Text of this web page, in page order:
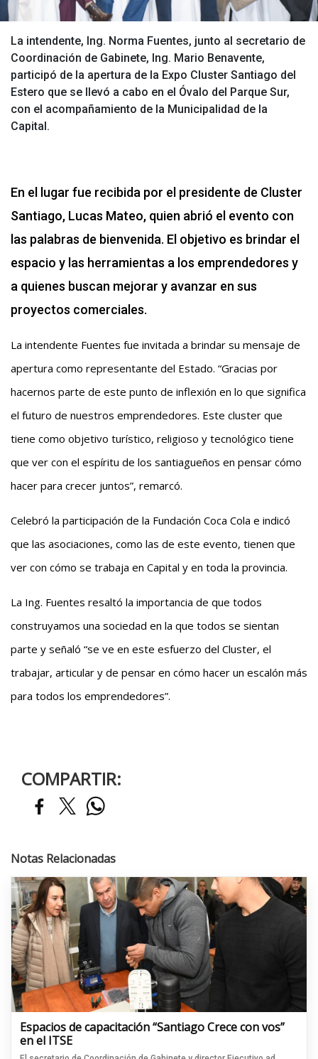
La intendente, Ing. Norma Fuentes, junto al secretario de
Coordinación de Gabinete, Ing. Mario Benavente,
participó de la apertura de la Expo Cluster Santiago del
Estero que se llevó a cabo en el Óvalo del Parque Sur,
con el acompañamiento de la Municipalidad de la
Capital.
En el lugar fue recibida por el presidente de Cluster
Santiago, Lucas Mateo, quien abrió el evento con
las palabras de bienvenida. El objetivo es brindar el
espacio y las herramientas a los emprendedores y
a quienes buscan mejorar y avanzar en sus
proyectos comerciales.
La intendente Fuentes fue invitada a brindar su mensaje de
apertura como representante del Estado. “Gracias por
hacernos parte de este punto de inflexión en lo que significa
el futuro de nuestros emprendedores. Este cluster que
tiene como objetivo turístico, religioso y tecnológico tiene
que ver con el espíritu de los santiagueños en pensar cómo
hacer para crecer juntos”, remarcó.
Celebró la participación de la Fundación Coca Cola e indicó
que las asociaciones, como las de este evento, tienen que
ver con cómo se trabaja en Capital y en toda la provincia.
La Ing. Fuentes resaltó la importancia de que todos
construyamos una sociedad en la que todos se sientan
parte y señaló “se ve en este esfuerzo del Cluster, el
trabajar, articular y de pensar en cómo hacer un escalón más
para todos los emprendedores”.
COMPARTIR:
Notas Relacionadas
Espacios de capacitación “Santiago Crece con vos”
en el ITSE